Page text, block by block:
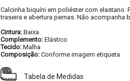
Calcinha biquíni em poliéster com elastano.
traseira e abertura pernas. Não acompanha
Cintura: Baixa
Complemento: Elástico
Tecido: Malha
Composição: Conforme imagem etiqueta
Tabela de Medidas